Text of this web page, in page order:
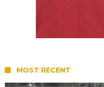
MOST RECENT